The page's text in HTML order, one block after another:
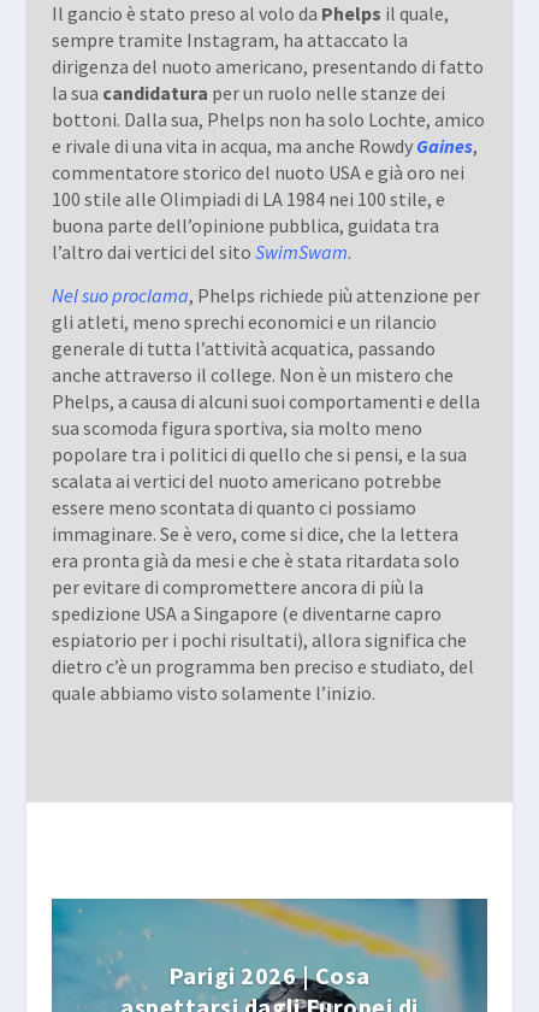
Il gancio è stato preso al volo da Phelps il quale,
sempre tramite Instagram, ha attaccato la
dirigenza del nuoto americano, presentando di fatto
la sua candidatura per un ruolo nelle stanze dei
bottoni. Dalla sua, Phelps non ha solo Lochte, amico
e rivale di una vita in acqua, ma anche Rowdy Gaines,
commentatore storico del nuoto USA e già oro nei
100 stile alle Olimpiadi di LA 1984 nei 100 stile, e
buona parte dell’opinione pubblica, guidata tra
l’altro dai vertici del sito SwimSwam.
Nel suo proclama, Phelps richiede più attenzione per
gli atleti, meno sprechi economici e un rilancio
generale di tutta l’attività acquatica, passando
anche attraverso il college. Non è un mistero che
Phelps, a causa di alcuni suoi comportamenti e della
sua scomoda figura sportiva, sia molto meno
popolare tra i politici di quello che si pensi, e la sua
scalata ai vertici del nuoto americano potrebbe
essere meno scontata di quanto ci possiamo
immaginare. Se è vero, come si dice, che la lettera
era pronta già da mesi e che è stata ritardata solo
per evitare di compromettere ancora di più la
spedizione USA a Singapore (e diventarne capro
espiatorio per i pochi risultati), allora significa che
dietro c’è un programma ben preciso e studiato, del
quale abbiamo visto solamente l’inizio.
Parigi 2026 | Cosa